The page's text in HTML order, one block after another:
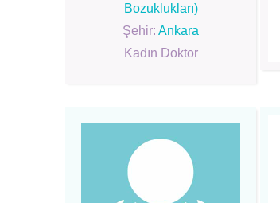
Bozuklukları)
Şehir: Ankara
Kadın Doktor